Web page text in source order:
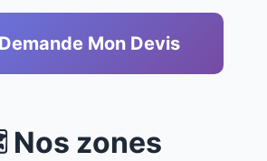
Mon Devis
zones